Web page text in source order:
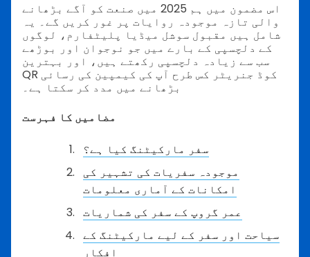
اس مضمون میں ہم 2025 میں صنعت کو آگے بڑھانے
والی تازہ موجودہ روایات پر غور کریں گے۔ یہ
شامل ہیں مقبول سوشل میڈیا پلیٹفارم، لوگوں
کے دلچسپی کے بارے میں جو نوجوان اور بوڑھے
سب سے زیادہ دلچسپی رکھتے ہیں، اور بہترین
QR کوڈ جنریٹر کس طرح آپ کی کیمپین کی رسائی
بڑھانے میں مدد کر سکتا ہے۔
مضامیں کا فہرست
سفر مارکیٹنگ کیا ہے؟
موجودہ سفریات کی تشہیر کی
امکانات کے آماری معلومات
عمر گروپ کے سفر کی شماریات
سیاحت اور سفر کے لیے مارکیٹنگ کے
افکار